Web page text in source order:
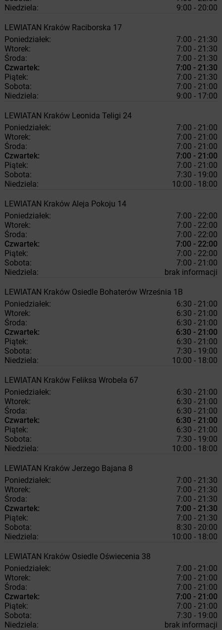
Niedziela:
9:00 - 20:00
LEWIATAN Kraków Raciborska 17
Poniedziałek:
7:00 - 21:30
Wtorek:
7:00 - 21:30
Środa:
7:00 - 21:30
Czwartek:
7:00 - 21:30
Piątek:
7:00 - 21:30
Sobota:
7:00 - 21:00
Niedziela:
9:00 - 17:00
LEWIATAN Kraków Leonida Teligi 24
Poniedziałek:
7:00 - 21:00
Wtorek:
7:00 - 21:00
Środa:
7:00 - 21:00
Czwartek:
7:00 - 21:00
Piątek:
7:00 - 21:00
Sobota:
7:30 - 19:00
Niedziela:
10:00 - 18:00
LEWIATAN Kraków Aleja Pokoju 14
Poniedziałek:
7:00 - 22:00
Wtorek:
7:00 - 22:00
Środa:
7:00 - 22:00
Czwartek:
7:00 - 22:00
Piątek:
7:00 - 22:00
Sobota:
7:00 - 21:00
Niedziela:
brak informacji
LEWIATAN Kraków Osiedle Bohaterów Września 1B
Poniedziałek:
6:30 - 21:00
Wtorek:
6:30 - 21:00
Środa:
6:30 - 21:00
Czwartek:
6:30 - 21:00
Piątek:
6:30 - 21:00
Sobota:
7:30 - 19:00
Niedziela:
10:00 - 18:00
LEWIATAN Kraków Feliksa Wrobela 67
Poniedziałek:
6:30 - 21:00
Wtorek:
6:30 - 21:00
Środa:
6:30 - 21:00
Czwartek:
6:30 - 21:00
Piątek:
6:30 - 21:00
Sobota:
7:30 - 19:00
Niedziela:
10:00 - 18:00
LEWIATAN Kraków Jerzego Bajana 8
Poniedziałek:
7:00 - 21:30
Wtorek:
7:00 - 21:30
Środa:
7:00 - 21:30
Czwartek:
7:00 - 21:30
Piątek:
7:00 - 21:30
Sobota:
8:30 - 20:00
Niedziela:
10:00 - 18:00
LEWIATAN Kraków Osiedle Oświecenia 38
Poniedziałek:
7:00 - 21:00
Wtorek:
7:00 - 21:00
Środa:
7:00 - 21:00
Czwartek:
7:00 - 21:00
Piątek:
7:00 - 21:00
Sobota:
7:30 - 19:00
Niedziela:
brak informacji